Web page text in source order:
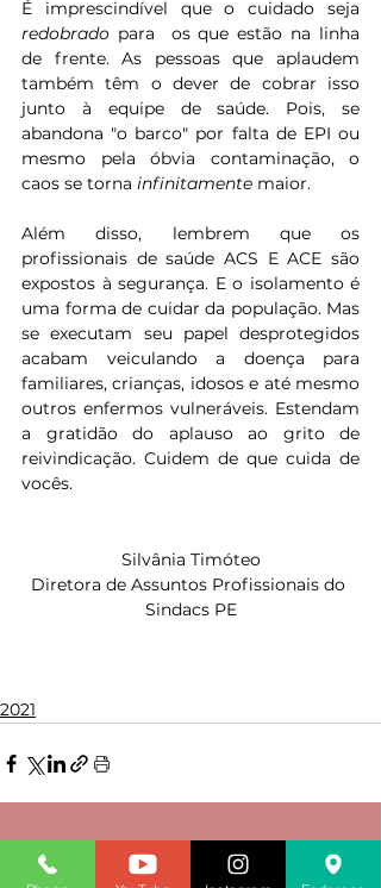
redobrado para  os que estão na linha
de frente. As pessoas que aplaudem
também têm o dever de cobrar isso
junto à equipe de saúde. Pois, se
abandona "o barco" por falta de EPI ou
mesmo pela óbvia contaminação, o
caos se torna infinitamente maior.
Além disso, lembrem que os
profissionais de saúde ACS E ACE são
expostos à segurança. E o isolamento é
uma forma de cuidar da população. Mas
se executam seu papel desprotegidos
acabam veiculando a doença para
familiares, crianças, idosos e até mesmo
outros enfermos vulneráveis. Estendam
a gratidão do aplauso ao grito de
reivindicação. Cuidem de que cuida de
vocês.
Silvânia Timóteo
Diretora de Assuntos Profissionais do
Sindacs PE
2021
Posts recentes Ver tudo